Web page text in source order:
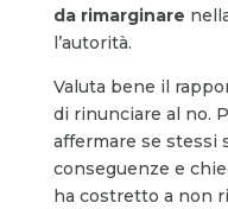
da rimarginare
l’autorità.
Valuta bene il
di rinunciare al no.
affermare se stessi
conseguenze e
ha costretto a non